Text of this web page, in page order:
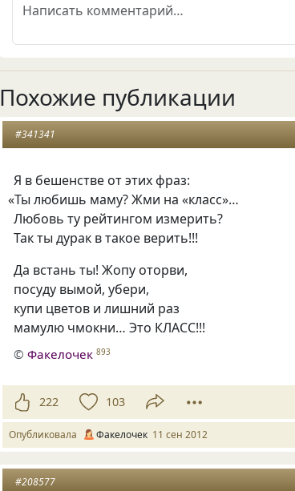
Похожие публикации
#341341
Я в бешенстве от этих фраз:
«Ты любишь маму? Жми на «класс»…
Любовь ту рейтингом измерить?
Так ты дурак в такое верить!!!
Да встань ты! Жопу оторви,
посуду вымой, убери,
купи цветов и лишний раз
мамулю чмокни… Это КЛАСС!!!
©Факелочек 893
222 103
Опубликовала Факелочек 11 сен 2012
#208577